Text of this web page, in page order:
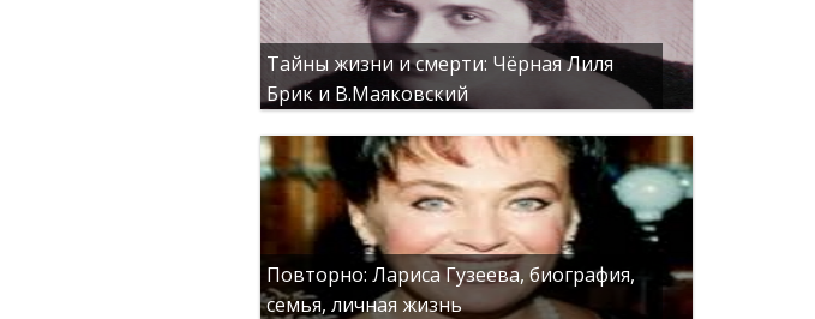
Тайны жизни и смерти: Чёрная Лиля
Брик и В.Маяковский
Повторно: Лариса Гузеева, биография,
семья, личная жизнь